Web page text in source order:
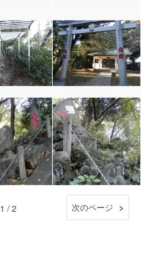
1 / 2 次のページ